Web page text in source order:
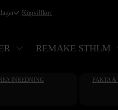
Köpvillkor
REMAKE STHLM
REA INREDNING FAKTA